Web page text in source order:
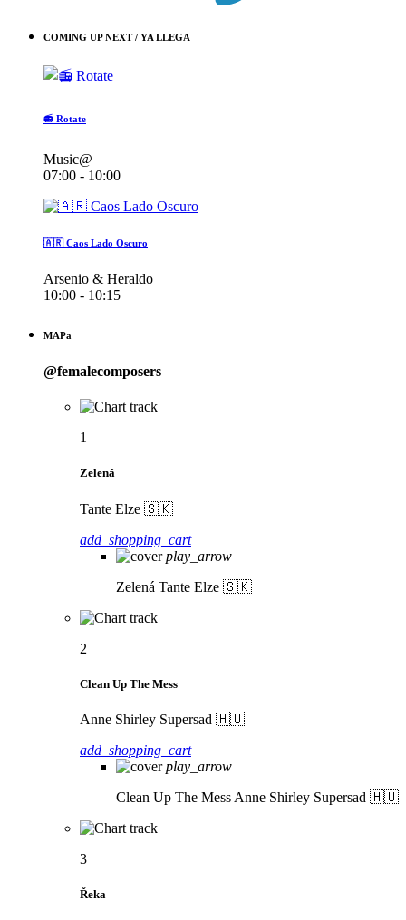
COMING UP NEXT / YA LLEGA
📻 Rotate
Music@
07:00 - 10:00
🇦🇷 Caos Lado Oscuro
Arsenio & Heraldo
10:00 - 10:15
MAPa
@femalecomposers
1
Zelená
Tante Elze 🇸🇰
add_shopping_cart
play_arrow
Zelená Tante Elze 🇸🇰
2
Clean Up The Mess
Anne Shirley Supersad 🇭🇺
add_shopping_cart
play_arrow
Clean Up The Mess Anne Shirley Supersad 🇭🇺
3
Řeka